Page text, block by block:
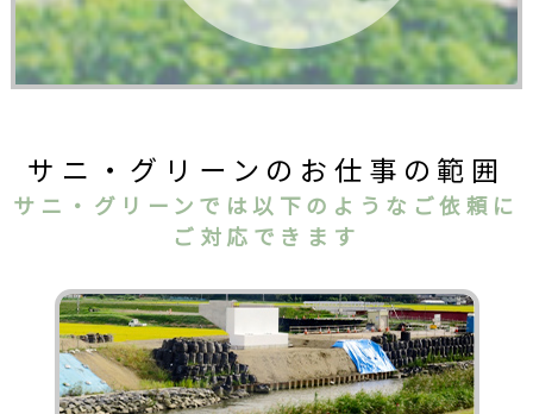
サニ・グリーンのお仕事の範囲
サニ・グリーンでは以下のようなご依頼に
ご対応できます